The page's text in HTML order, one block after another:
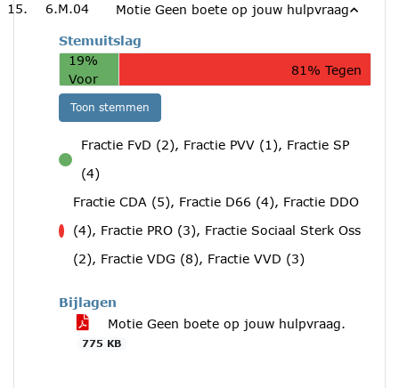
6.M.04 Motie Geen boete op jouw hulpvraag
Stemuitslag
19%
Voor
81% Tegen
Toon stemmen
voor
Fractie FvD (2), Fractie PVV (1), Fractie SP
(4)
Fractie CDA (5), Fractie D66 (4), Fractie DDO
(4), Fractie PRO (3), Fractie Sociaal Sterk Oss
(2), Fractie VDG (8), Fractie VVD (3)
Bijlagen
Motie Geen boete op jouw hulpvraag.
775 KB